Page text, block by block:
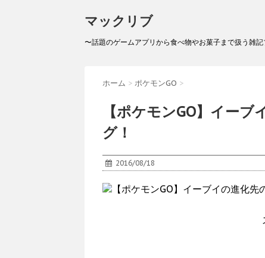
マックリブ
〜話題のゲームアプリから食べ物やお菓子まで扱う雑
ホーム > ポケモンGO >
【ポケモンGO】イー
グ！
2016/08/18